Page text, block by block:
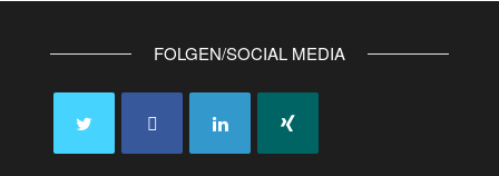
FOLGEN/SOCIAL MEDIA